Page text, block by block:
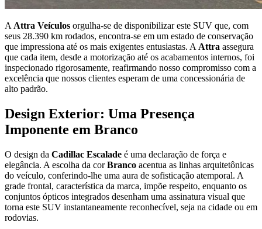
A Attra Veículos orgulha-se de disponibilizar este SUV que, com
seus 28.390 km rodados, encontra-se em um estado de conservação
que impressiona até os mais exigentes entusiastas. A Attra assegura
que cada item, desde a motorização até os acabamentos internos, foi
inspecionado rigorosamente, reafirmando nosso compromisso com a
excelência que nossos clientes esperam de uma concessionária de
alto padrão.
Design Exterior: Uma Presença
Imponente em Branco
O design da Cadillac Escalade é uma declaração de força e
elegância. A escolha da corBranco acentua as linhas arquitetônicas
do veículo, conferindo-lhe uma aura de sofisticação atemporal. A
grade frontal, característica da marca, impõe respeito, enquanto os
conjuntos ópticos integrados desenham uma assinatura visual que
torna este SUV instantaneamente reconhecível, seja na cidade ou em
rodovias.